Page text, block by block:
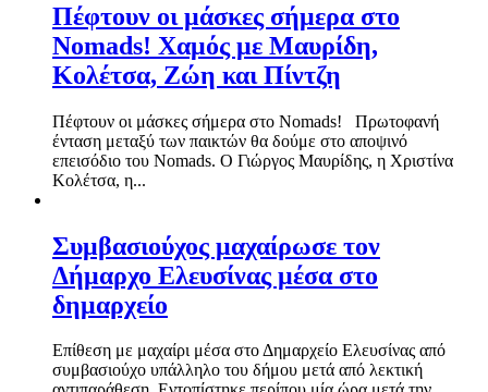
Πέφτουν οι μάσκες σήμερα στο
Nomads! Χαμός με Μαυρίδη,
Κολέτσα, Ζώη και Πίντζη
Πέφτουν οι μάσκες σήμερα στο Nomads! Πρωτοφανή
ένταση μεταξύ των παικτών θα δούμε στο αποψινό
επεισόδιο του Nomads. Ο Γιώργος Μαυρίδης, η Χριστίνα
Κολέτσα, η...
Συμβασιούχος μαχαίρωσε τον
Δήμαρχο Ελευσίνας μέσα στο
δημαρχείο
Επίθεση με μαχαίρι μέσα στο Δημαρχείο Ελευσίνας από
συμβασιούχο υπάλληλο του δήμου μετά από λεκτική